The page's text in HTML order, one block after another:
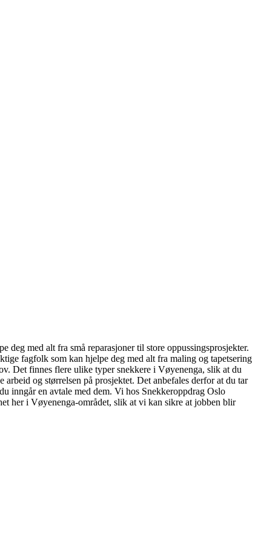
med alt fra små reparasjoner til store oppussingsprosjekter.
fagfolk som kan hjelpe deg med alt fra maling og tapetsering
Det finnes flere ulike typer snekkere i Vøyenenga, slik at du
og størrelsen på prosjektet. Det anbefales derfor at du tar
inngår en avtale med dem. Vi hos Snekkeroppdrag Oslo
her i Vøyenenga-området, slik at vi kan sikre at jobben blir